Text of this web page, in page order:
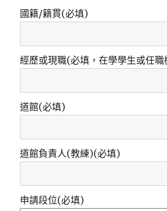
國籍/籍貫(必填)
經歷或現職(必填，在學學生或任職
道館(必填)
道館負責人(教練)(必填)
申請段位(必填)